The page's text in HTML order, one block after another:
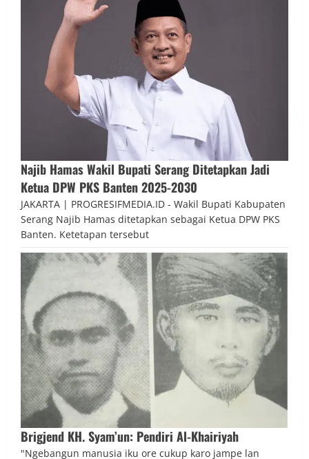
Najib Hamas Wakil Bupati Serang Ditetapkan Jadi
Ketua DPW PKS Banten 2025-2030
JAKARTA | PROGRESIFMEDIA.ID - Wakil Bupati Kabupaten
Serang Najib Hamas ditetapkan sebagai Ketua DPW PKS
Banten. Ketetapan tersebut
Brigjend KH. Syam’un: Pendiri Al-Khairiyah
"Ngebangun manusia iku ore cukup karo jampe lan